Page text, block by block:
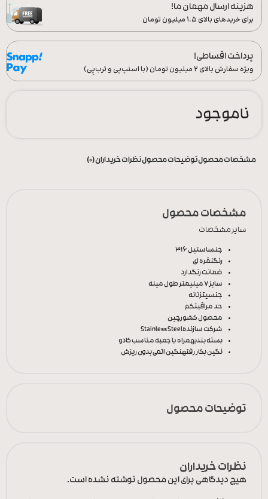
هزینه ارسال مهمان ما!
برای خریدهای بالای ۱.۵ میلیون تومان
پرداخت اقساطی!
ویژه سفارش‌ بالای ۲ میلیون تومان (با اسنپ‌پی و ترب‌پِی)
ناموجود
مشخصات محصولتوضیحات محصولنظرات خریداران (0)
مشخصات محصول
سایر مشخصات
جنساستیل 316
رنگنقره ای
ضمانت رنگدارد
سایز7 میلیمتر طول میله
جنسیتزنانه
حد مراقبتکم
محصول کشورچین
شرکت سازندهStainless Steel
بسته بندیهمراه با جعبه مناسب کادو
نگین بکار رفتهنگین اتمی بدون ریزش
توضیحات محصول
نظرات خریداران
هیچ دیدگاهی برای این محصول نوشته نشده است.